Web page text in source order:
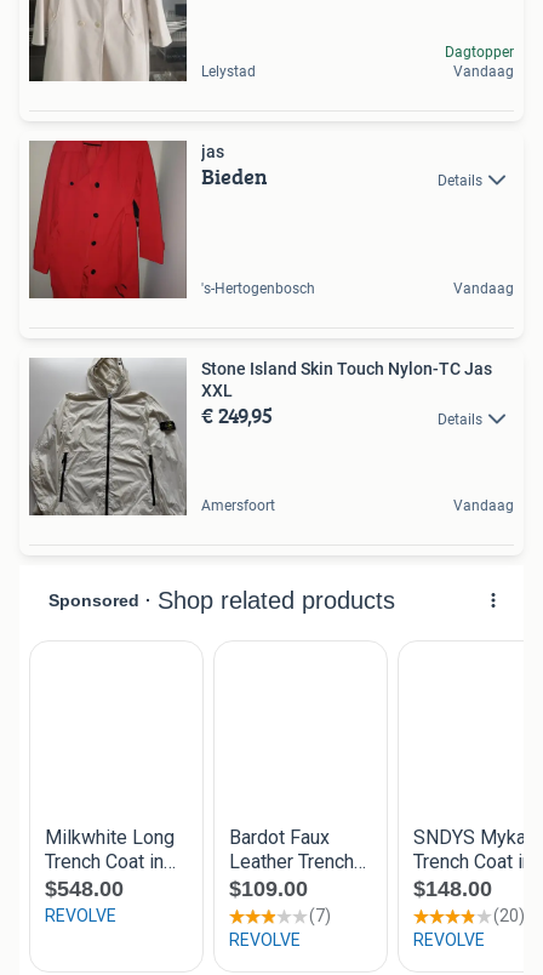
Lelystad
Dagtopper
Vandaag
jas
Bieden Details
's-Hertogenbosch Vandaag
Stone Island Skin Touch Nylon-TC Jas
XXL
€ 249,95 Details
Amersfoort Vandaag